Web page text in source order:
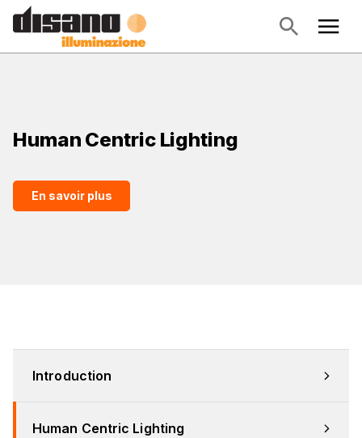
Human Centric Lighting
En savoir plus
Introduction
Human Centric Lighting